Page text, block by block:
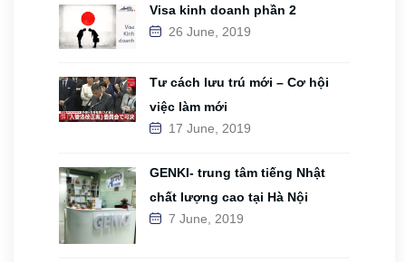
Visa kinh doanh phần 2
26 June, 2019
Tư cách lưu trú mới – Cơ hội
việc làm mới
17 June, 2019
GENKI- trung tâm tiếng Nhật
chất lượng cao tại Hà Nội
7 June, 2019